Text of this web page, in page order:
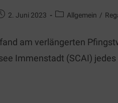
2. Juni 2023 Allgemein /
am verlängerten
Immenstadt (SCAI)